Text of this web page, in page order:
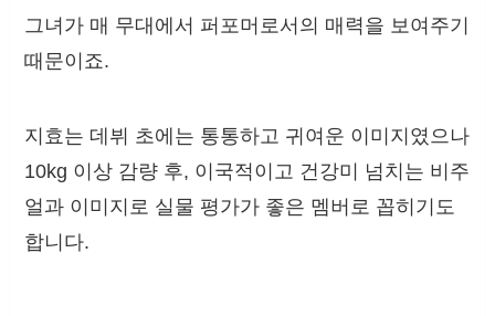
그녀가 매 무대에서 퍼포머로서의 매력을 보여주기
때문이죠.
지효는 데뷔 초에는 통통하고 귀여운 이미지였으나
10kg 이상 감량 후, 이국적이고 건강미 넘치는 비주
얼과 이미지로 실물 평가가 좋은 멤버로 꼽히기도
합니다.